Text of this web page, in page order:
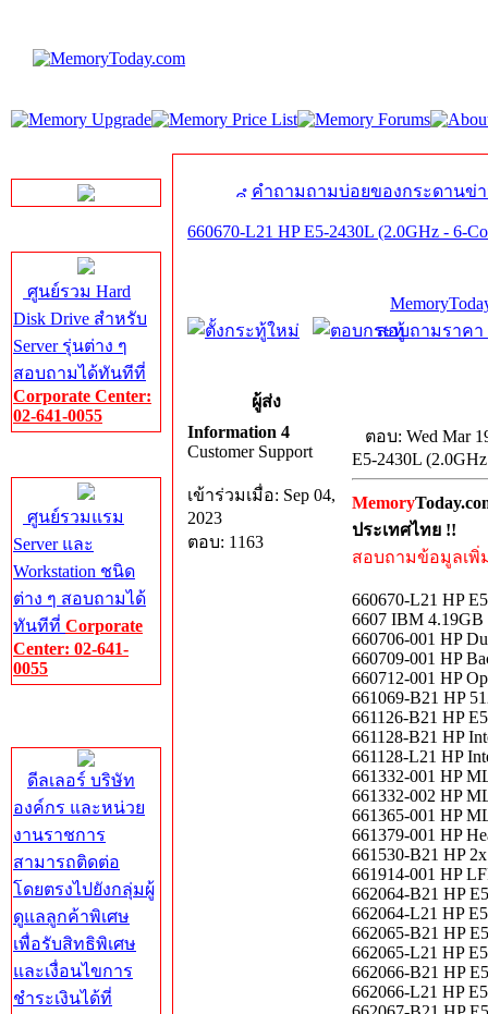
ศูนย์รวม Hard
Disk Drive สำหรับ
Server รุ่นต่าง ๆ
สอบถามได้ทันทีที่
Corporate Center:
02-641-0055
ศูนย์รวมแรม
Server และ
Workstation ชนิด
ต่าง ๆ สอบถามได้
ทันทีที่ Corporate
Center: 02-641-
0055
ดีลเลอร์ บริษัท
องค์กร และหน่วย
งานราชการ
สามารถติดต่อ
โดยตรงไปยังกลุ่มผู้
ดูแลลูกค้าพิเศษ
เพื่อรับสิทธิพิเศษ
และเงื่อนไขการ
ชำระเงินได้ที่
คำถามถามบ่อยของกระดานข่
660670-L21 HP E5-2430L (2.0GHz - 6-
สอบถามราคา
ผู้ส่ง
Information 4
Customer Support
เข้าร่วมเมื่อ: Sep 04,
2023
ตอบ: 1163
ตอบ: Wed Mar
E5-2430L
Memory
ประเทศไทย !!
สอบถามข้อมูลเพิ่
660670-L21 HP
6607 IBM
660706-001 HP
660709-001 HP
660712-001 HP
661069-B21 HP
661126-B21 HP
661128-B21 HP
661128-L21 HP
661332-001 HP
661332-002 HP
661365-001 HP
661379-001 HP
661530-B21 HP
661914-001 HP
662064-B21 HP
662064-L21 HP
662065-B21 HP
662065-L21 HP
662066-B21 HP
662066-L21 HP